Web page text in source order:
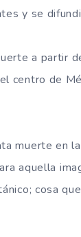
y se
a partir
centro de
muerte en
aquella
cosa